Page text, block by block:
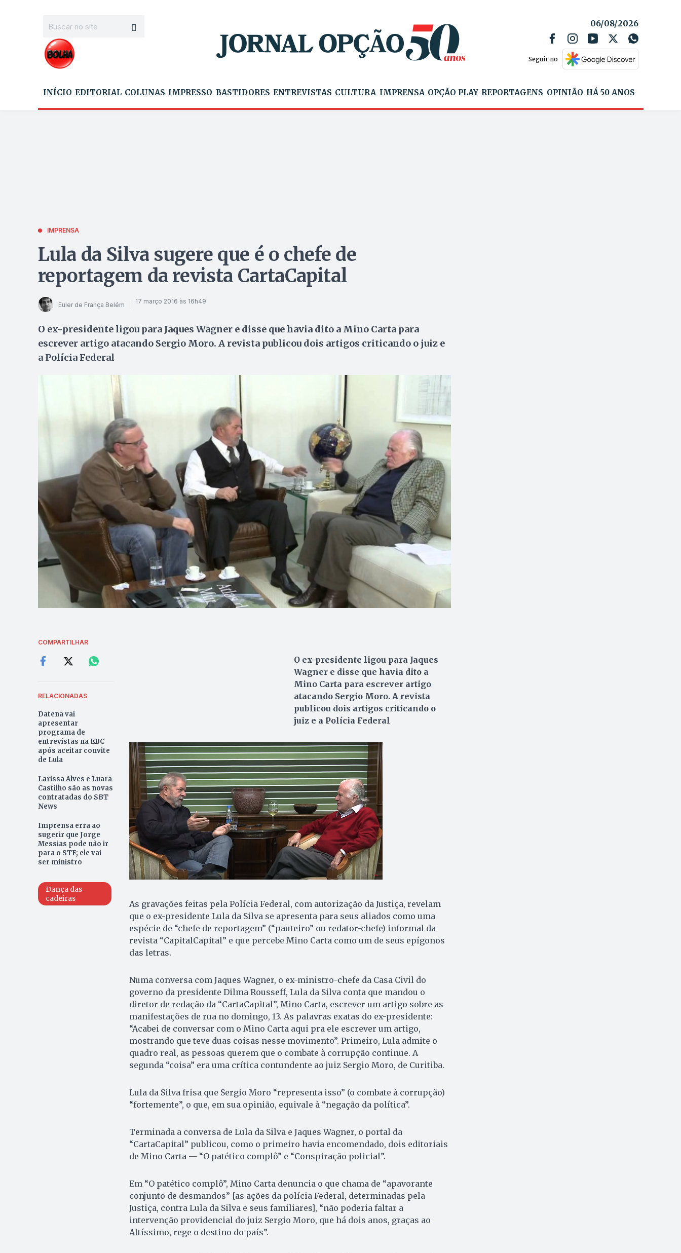
06/08/2026
Seguir no
INÍCIO EDITORIAL COLUNAS IMPRESSO BASTIDORES ENTREVISTAS CULTURA IMPRENSA OPÇÃO PLAY REPORTAGENS OPINIÃO HÁ 50 ANOS
IMPRENSA
Lula da Silva sugere que é o chefe de
reportagem da revista CartaCapital
Euler de França Belém 17 março 2016 às 16h49
O ex-presidente ligou para Jaques Wagner e disse que havia dito a Mino Carta para
escrever artigo atacando Sergio Moro. A revista publicou dois artigos criticando o juiz e
a Polícia Federal
COMPARTILHAR
RELACIONADAS
Datena vai
apresentar
programa de
entrevistas na EBC
após aceitar convite
de Lula
Larissa Alves e Luara
Castilho são as novas
contratadas do SBT
News
Imprensa erra ao
sugerir que Jorge
Messias pode não ir
para o STF; ele vai
ser ministro
Dança das
cadeiras
O ex-presidente ligou para Jaques
Wagner e disse que havia dito a
Mino Carta para escrever artigo
atacando Sergio Moro. A revista
publicou dois artigos criticando o
juiz e a Polícia Federal
As gravações feitas pela Polícia Federal, com autorização da Justiça, revelam
que o ex-presidente Lula da Silva se apresenta para seus aliados como uma
espécie de “chefe de reportagem” (“pauteiro” ou redator-chefe) informal da
revista “CapitalCapital” e que percebe Mino Carta como um de seus epígonos
das letras.
Numa conversa com Jaques Wagner, o ex-ministro-chefe da Casa Civil do
governo da presidente Dilma Rousseff, Lula da Silva conta que mandou o
diretor de redação da “CartaCapital”, Mino Carta, escrever um artigo sobre as
manifestações de rua no domingo, 13. As palavras exatas do ex-presidente:
“Acabei de conversar com o Mino Carta aqui pra ele escrever um artigo,
mostrando que teve duas coisas nesse movimento”. Primeiro, Lula admite o
quadro real, as pessoas querem que o combate à corrupção continue. A
segunda “coisa” era uma crítica contundente ao juiz Sergio Moro, de Curitiba.
Lula da Silva frisa que Sergio Moro “representa isso” (o combate à corrupção)
“fortemente”, o que, em sua opinião, equivale à “negação da política”.
Terminada a conversa de Lula da Silva e Jaques Wagner, o portal da
“CartaCapital” publicou, como o primeiro havia encomendado, dois editoriais
de Mino Carta — “O patético complô” e “Conspiração policial”.
Em “O patético complô”, Mino Carta denuncia o que chama de “apavorante
conjunto de desmandos” [as ações da polícia Federal, determinadas pela
Justiça, contra Lula da Silva e seus familiares], “não poderia faltar a
intervenção providencial do juiz Sergio Moro, que há dois anos, graças ao
Altíssimo, rege o destino do país”.